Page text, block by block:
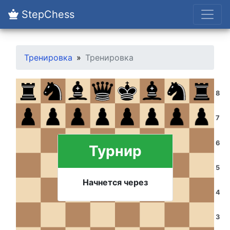
StepChess
Тренировка Тренировка
Турнир
Начнется через
3
4
5
6
7
8